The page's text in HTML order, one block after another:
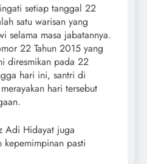
setiap tanggal 22
satu warisan yang
selama masa jabatannya.
22 Tahun 2015 yang
diresmikan pada 22
hari ini, santri di
hari tersebut
Adi Hidayat juga
kepemimpinan pasti